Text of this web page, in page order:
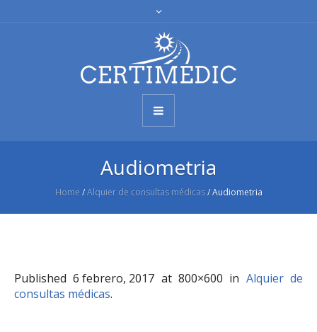
Audiometria
Home /Alquier de consultas médicas /Audiometria
Published6 febrero, 2017 at 800×600 in Alquier de
consultas médicas.